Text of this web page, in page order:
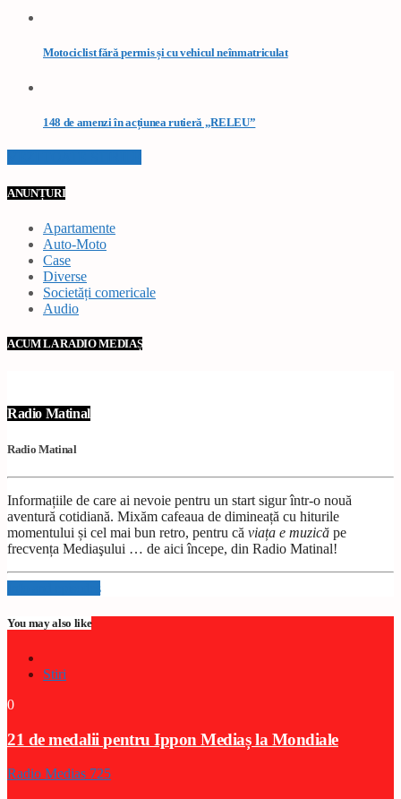
Motociclist fără permis și cu vehicul neînmatriculat
148 de amenzi în acțiunea rutieră „RELEU”
ANUNȚURI
Apartamente
Auto-Moto
Case
Diverse
Societăți comericale
Audio
ACUM LA RADIO MEDIAȘ
Radio Matinal
Radio Matinal
Informațiile de care ai nevoie pentru un start sigur într-o nouă
aventură cotidiană. Mixăm cafeaua de dimineață cu hiturile
momentului și cel mai bun retro, pentru că viața e muzică pe
frecvența Mediaşului … de aici începe, din Radio Matinal!
Info and episodes
You may also like
Stiri
0
21 de medalii pentru Ippon Mediaș la Mondiale
Radio Medias 725